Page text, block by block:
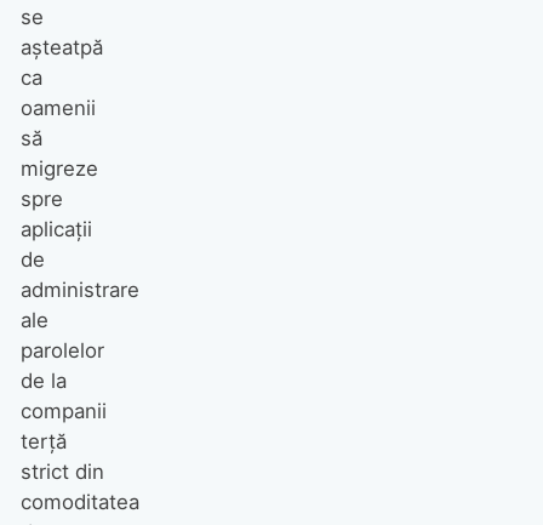
se
așteatpă
ca
oamenii
să
migreze
spre
aplicații
de
administrare
ale
parolelor
de la
companii
terță
strict din
comoditatea